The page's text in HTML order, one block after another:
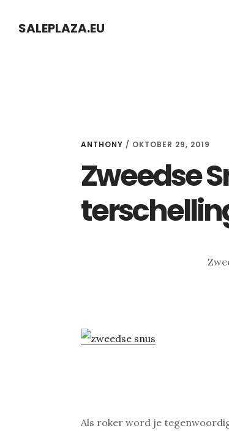
SALEPLAZA.EU
ANTHONY / OKTOBER 29, 2019
Zweedse
Als roker word je